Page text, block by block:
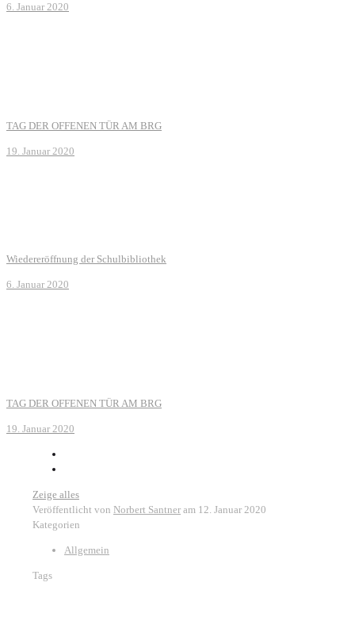
6. Januar 2020
TAG DER OFFENEN TÜR AM BRG
19. Januar 2020
Wiedereröffnung der Schulbibliothek
6. Januar 2020
TAG DER OFFENEN TÜR AM BRG
19. Januar 2020
Zeige alles
Veröffentlicht von Norbert Santner am 12. Januar 2020
Kategorien
Allgemein
Tags